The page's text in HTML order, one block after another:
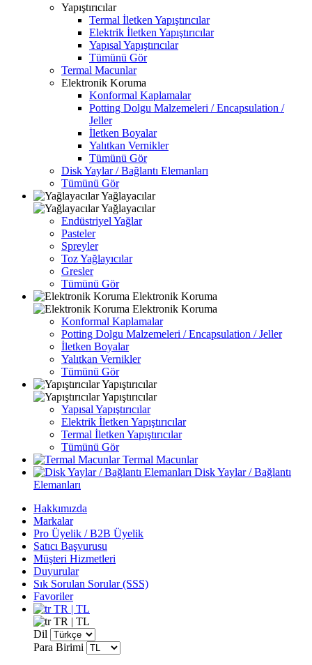
Yapıştırıcılar
Termal İletken Yapıştırıcılar
Elektrik İletken Yapıştırıcılar
Yapısal Yapıştırıcılar
Tümünü Gör
Termal Macunlar
Elektronik Koruma
Konformal Kaplamalar
Potting Dolgu Malzemeleri / Encapsulation /
Jeller
İletken Boyalar
Yalıtkan Vernikler
Tümünü Gör
Disk Yaylar / Bağlantı Elemanları
Tümünü Gör
Yağlayacılar
Yağlayacılar
Endüstriyel Yağlar
Pasteler
Spreyler
Toz Yağlayıcılar
Gresler
Tümünü Gör
Elektronik Koruma
Elektronik Koruma
Konformal Kaplamalar
Potting Dolgu Malzemeleri / Encapsulation / Jeller
İletken Boyalar
Yalıtkan Vernikler
Tümünü Gör
Yapıştırıcılar
Yapıştırıcılar
Yapısal Yapıştırıcılar
Elektrik İletken Yapıştırıcılar
Termal İletken Yapıştırıcılar
Tümünü Gör
Termal Macunlar
Disk Yaylar / Bağlantı
Elemanları
Hakkımızda
Markalar
Pro Üyelik / B2B Üyelik
Satıcı Başvurusu
Müşteri Hizmetleri
Duyurular
Sık Sorulan Sorular (SSS)
Favoriler
TR | TL
TR | TL
Dil
Para Birimi